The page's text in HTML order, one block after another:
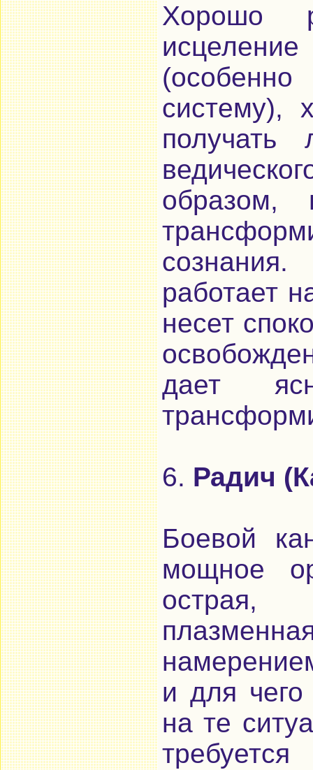
Хорошо
систему),
образом,
работает
несет
дает
6. Радич
Боевой
мощное
острая,
и для
на те